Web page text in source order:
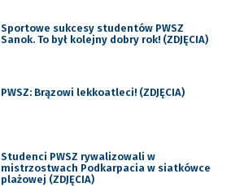
Sportowe sukcesy studentów PWSZ
Sanok. To był kolejny dobry rok! (ZDJĘCIA)
PWSZ: Brązowi lekkoatleci! (ZDJĘCIA)
Studenci PWSZ rywalizowali w
mistrzostwach Podkarpacia w siatkówce
plażowej (ZDJĘCIA)